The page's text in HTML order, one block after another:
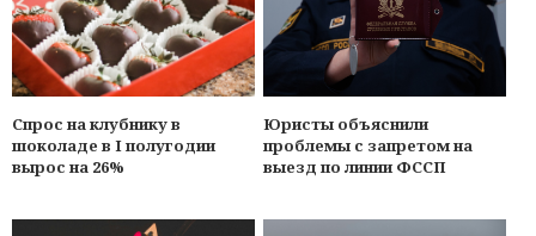
Спрос на клубнику в
шоколаде в I полугодии
вырос на 26%
Юристы объяснили
проблемы с запретом на
выезд по линии ФССП